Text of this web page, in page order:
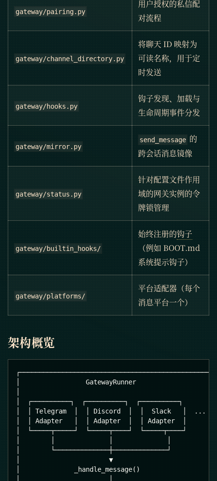
gateway/pairing.py
用户授权的私信配
对流程
gateway/channel_directory.py
将聊天 ID 映射为
可读名称，用于定
时发送
gateway/hooks.py
钩子发现、加载与
生命周期事件分发
gateway/mirror.py
send_message 的
跨会话消息镜像
gateway/status.py
针对配置文件作用
域的网关实例的令
牌锁管理
gateway/builtin_hooks/
始终注册的钩子
（例如 BOOT.md
系统提示钩子）
gateway/platforms/
平台适配器（每个
消息平台一个）
架构概览
┌─────────────────────────────────────────────────┐
│                 GatewayRunner
│  ┌──────────┐  ┌──────────┐  ┌──────────┐       │
│  │ Telegram  │  │ Discord  │  │  Slack   │  ...  │
│  │ Adapter   │  │ Adapter  │  │ Adapter  │       │
│  └─────┬─────┘  └─────┬────┘  └─────┬────┘       │
│        └──────────────┼──────────────┘
│                       ▼
│              _handle_message()